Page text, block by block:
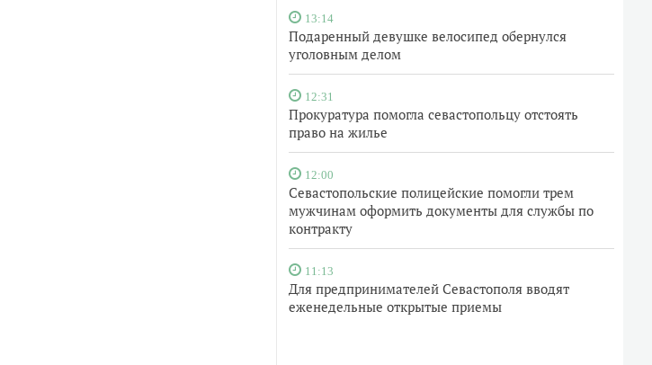
13:14
Подаренный девушке велосипед обернулся
уголовным делом
12:31
Прокуратура помогла севастопольцу отстоять
право на жилье
12:00
Севастопольские полицейские помогли трем
мужчинам оформить документы для службы по
контракту
11:13
Для предпринимателей Севастополя вводят
еженедельные открытые приемы